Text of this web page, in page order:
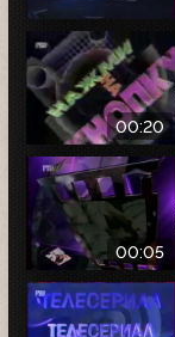
00:20
00:05